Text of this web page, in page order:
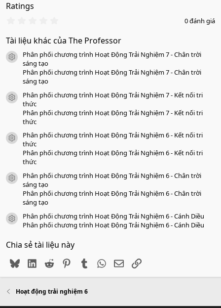
Ratings
0
0
a
0 đánh giá
Tài liệu khác của The Professor
icon tài liệu
Phân phối chương trình Hoạt Động Trải Nghiệm 7 - Chân trời
sáng tạo
Phân phối chương trình Hoạt Động Trải Nghiệm 7 - Chân trời
sáng tạo
icon tài liệu
Phân phối chương trình Hoạt Động Trải Nghiệm 7 - Kết nối tri
thức
Phân phối chương trình Hoạt Động Trải Nghiệm 7 - Kết nối tri
thức
icon tài liệu
Phân phối chương trình Hoạt Động Trải Nghiệm 6 - Kết nối tri
thức
Phân phối chương trình Hoạt Động Trải Nghiệm 6 - Kết nối tri
thức
icon tài liệu
Phân phối chương trình Hoạt Động Trải Nghiệm 6 - Chân trời
sáng tạo
Phân phối chương trình Hoạt Động Trải Nghiệm 6 - Chân trời
sáng tạo
icon tài liệu
Phân phối chương trình Hoạt Động Trải Nghiệm 6 - Cánh Diều
Phân phối chương trình Hoạt Động Trải Nghiệm 6 - Cánh Diều
Chia sẻ tài liệu này
BlueskyLinkedIn
Reddit PinterestTumblr WhatsApp
EmailLink
Hoạt động trải nghiệm 6